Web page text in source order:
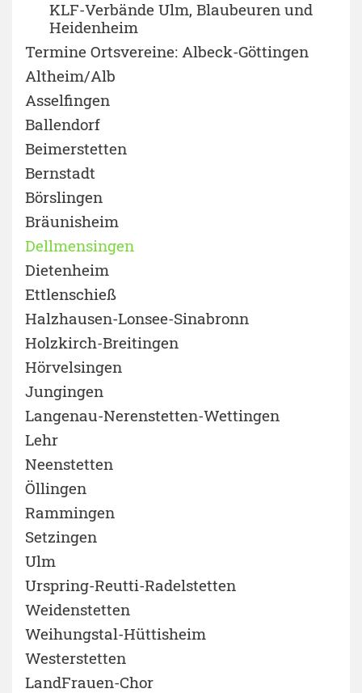
KLF-Verbände Ulm, Blaubeuren und
Heidenheim
Termine Ortsvereine: Albeck-Göttingen
Altheim/Alb
Asselfingen
Ballendorf
Beimerstetten
Bernstadt
Börslingen
Bräunisheim
Dellmensingen
Dietenheim
Ettlenschieß
Halzhausen-Lonsee-Sinabronn
Holzkirch-Breitingen
Hörvelsingen
Jungingen
Langenau-Nerenstetten-Wettingen
Lehr
Neenstetten
Öllingen
Rammingen
Setzingen
Ulm
Urspring-Reutti-Radelstetten
Weidenstetten
Weihungstal-Hüttisheim
Westerstetten
LandFrauen-Chor